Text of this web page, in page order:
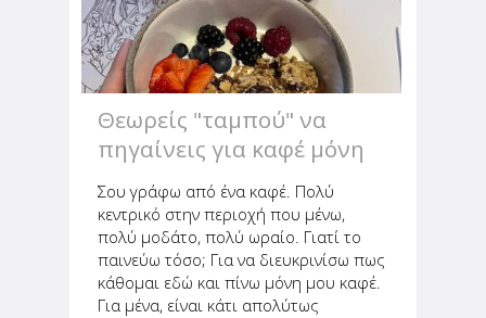
Θεωρείς "ταμπού" να
πηγαίνεις για καφέ μόνη
σου;
Σου γράφω από ένα καφέ. Πολύ
κεντρικό στην περιοχή που μένω,
πολύ μοδάτο, πολύ ωραίο. Γιατί το
παινεύω τόσο; Για να διευκρινίσω πως
κάθομαι εδώ και πίνω μόνη μου καφέ.
Για μένα, είναι κάτι απολύτως